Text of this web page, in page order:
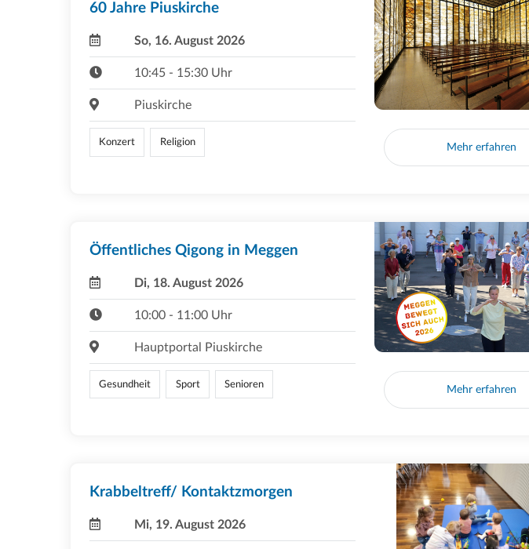
60 Jahre Piuskirche
So, 16. August 2026
10:45 - 15:30 Uhr
Piuskirche
Konzert Religion Mehr erfahren
Öffentliches Qigong in Meggen
Di, 18. August 2026
10:00 - 11:00 Uhr
Hauptportal Piuskirche
Gesundheit Sport Senioren Mehr erfahren
Krabbeltreff/ Kontaktzmorgen
Mi, 19. August 2026